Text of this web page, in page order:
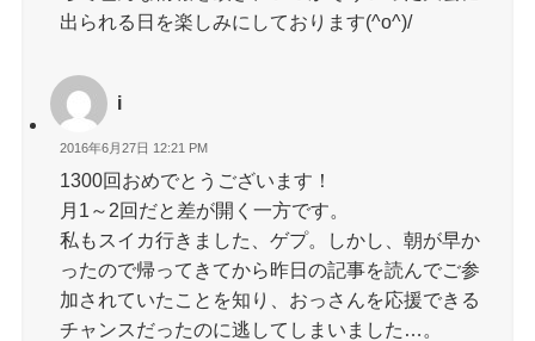
出られる日を楽しみにしております(^o^)/
i
2016年6月27日 12:21 PM
1300回おめでとうございます！
月1～2回だと差が開く一方です。
私もスイカ行きました、ゲプ。しかし、朝が早か
ったので帰ってきてから昨日の記事を読んでご参
加されていたことを知り、おっさんを応援できる
チャンスだったのに逃してしまいました…。